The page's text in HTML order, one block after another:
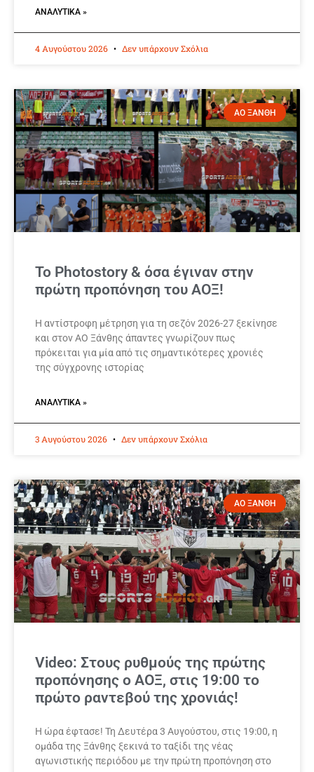
ΑΝΑΛΥΤΙΚΆ »
4 Αυγούστου 2026 Δεν υπάρχουν Σχόλια
ΑΟ ΞΑΝΘΗ
Το Photostory & όσα έγιναν στην
πρώτη προπόνηση του ΑΟΞ!
Η αντίστροφη μέτρηση για τη σεζόν 2026-27 ξεκίνησε
και στον ΑΟ Ξάνθης άπαντες γνωρίζουν πως
πρόκειται για μία από τις σημαντικότερες χρονιές
της σύγχρονης ιστορίας
ΑΝΑΛΥΤΙΚΆ »
3 Αυγούστου 2026 Δεν υπάρχουν Σχόλια
ΑΟ ΞΑΝΘΗ
Video: Στους ρυθμούς της πρώτης
προπόνησης ο ΑΟΞ, στις 19:00 το
πρώτο ραντεβού της χρονιάς!
Η ώρα έφτασε! Τη Δευτέρα 3 Αυγούστου, στις 19:00, η
ομάδα της Ξάνθης ξεκινά το ταξίδι της νέας
αγωνιστικής περιόδου με την πρώτη προπόνηση στο